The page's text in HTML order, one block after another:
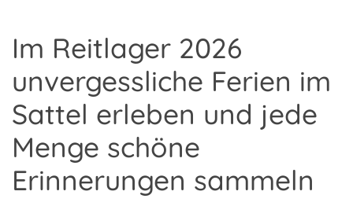
Im Reitlager 2026
unvergessliche Ferien im
Sattel erleben und jede
Menge schöne
Erinnerungen sammeln